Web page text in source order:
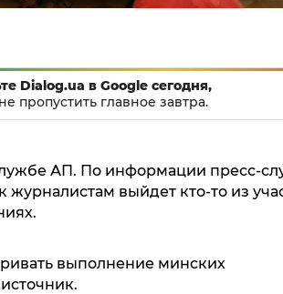
Dialog.ua в Google сегодня,
пропустить главное завтра.
АП. По информации пресс-
выйдет кто-то из
выполнение минских